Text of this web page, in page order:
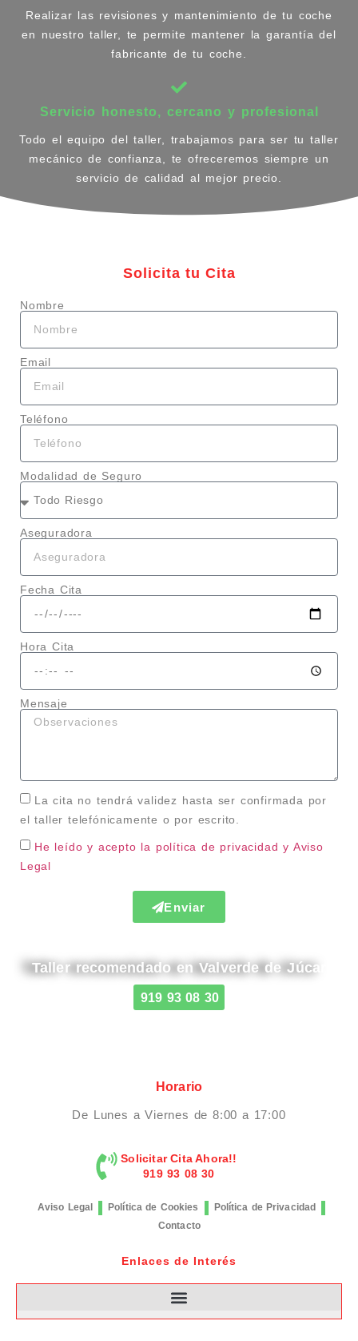
Realizar las revisiones y mantenimiento de tu coche
en nuestro taller, te permite mantener la garantía del
fabricante de tu coche.
Servicio honesto, cercano y profesional
Todo el equipo del taller, trabajamos para ser tu taller
mecánico de confianza, te ofreceremos siempre un
servicio de calidad al mejor precio.
Solicita tu Cita
Nombre
Email
Teléfono
Modalidad de Seguro
Aseguradora
Fecha Cita
Hora Cita
Mensaje
La cita no tendrá validez hasta ser confirmada por
el taller telefónicamente o por escrito.
He leído y acepto la política de privacidad y Aviso
Legal
Enviar
Taller recomendado en Valverde de Júcar
919 93 08 30
Horario
De Lunes a Viernes de 8:00 a 17:00
Solicitar Cita Ahora!!
919 93 08 30
Aviso Legal Política de Cookies
Política de Privacidad
Contacto
Enlaces de Interés